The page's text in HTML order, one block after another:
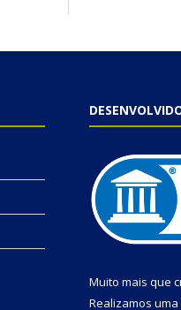
Muito mais que
Realizamos uma